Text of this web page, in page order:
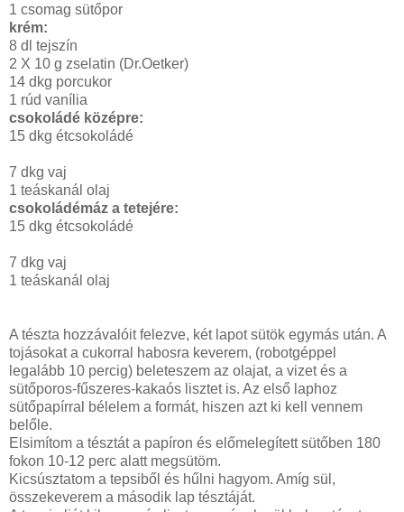
1 csomag sütőpor
krém:
8 dl tejszín
2 X 10 g zselatin (Dr.Oetker)
14 dkg porcukor
1 rúd vanília
csokoládé középre:
15 dkg étcsokoládé
7 dkg vaj
1 teáskanál olaj
csokoládémáz a tetejére:
15 dkg étcsokoládé
7 dkg vaj
1 teáskanál olaj
A tészta hozzávalóit felezve, két lapot sütök egymás után. A
tojásokat a cukorral habosra keverem, (robotgéppel
legalább 10 percig) beleteszem az olajat, a vizet és a
sütőporos-fűszeres-kakaós lisztet is. Az első laphoz
sütőpapírral bélelem a formát, hiszen azt ki kell vennem
belőle.
Elsimítom a tésztát a papíron és előmelegített sütőben 180
fokon 10-12 perc alatt megsütöm.
Kicsúsztatom a tepsiből és hűlni hagyom. Amíg sül,
összekeverem a második lap tésztáját.